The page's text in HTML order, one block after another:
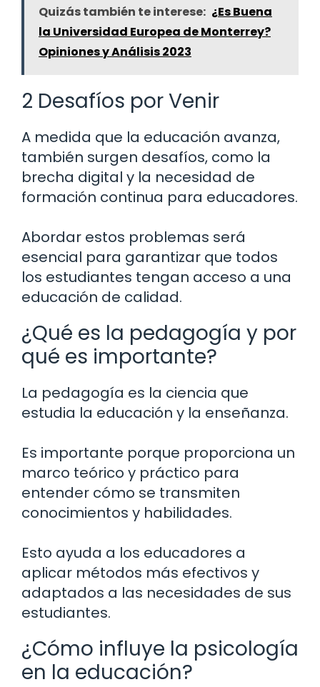
Quizás también te interese: ¿Es Buena
la Universidad Europea de Monterrey?
Opiniones y Análisis 2023
2 Desafíos por Venir
A medida que la educación avanza,
también surgen desafíos, como la
brecha digital y la necesidad de
formación continua para educadores.
Abordar estos problemas será
esencial para garantizar que todos
los estudiantes tengan acceso a una
educación de calidad.
¿Qué es la pedagogía y por
qué es importante?
La pedagogía es la ciencia que
estudia la educación y la enseñanza.
Es importante porque proporciona un
marco teórico y práctico para
entender cómo se transmiten
conocimientos y habilidades.
Esto ayuda a los educadores a
aplicar métodos más efectivos y
adaptados a las necesidades de sus
estudiantes.
¿Cómo influye la psicología
en la educación?